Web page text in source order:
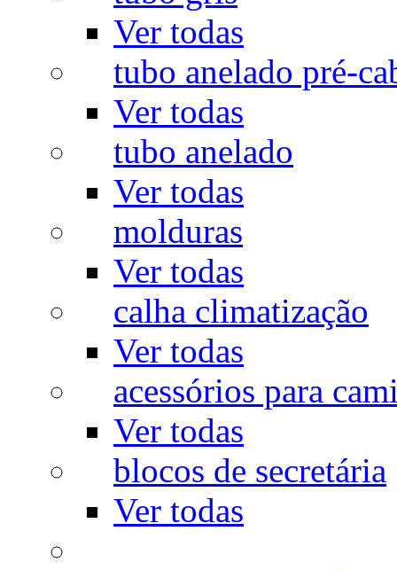
Ver todas
tubo anelado pré-
Ver todas
tubo anelado
Ver todas
molduras
Ver todas
calha climatização
Ver todas
acessórios para
Ver todas
blocos de secretária
Ver todas